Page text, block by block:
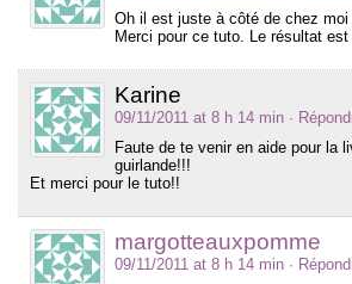
Oh il est juste à côté de chez
Merci pour ce tuto. Le résultat
Karine
09/11/2011 at 8 h 14 min ·
Faute de te venir en aide pour la
guirlande!!!
Et merci pour le tuto!!
margotteauxpomme
09/11/2011 at 8 h 14 min ·